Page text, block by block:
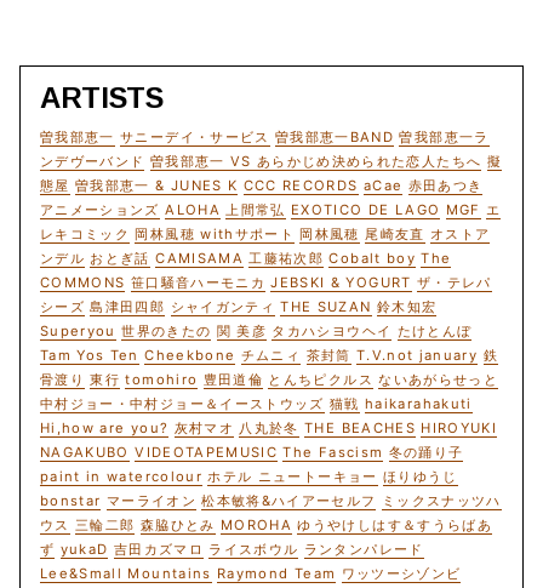
ARTISTS
曽我部恵一 サニーデイ・サービス 曽我部恵一BAND 曽我部恵一ラ
ンデヴーバンド 曽我部恵一 VS あらかじめ決められた恋人たちへ 擬
態屋 曽我部恵一 & JUNES K CCC RECORDS aCae 赤田あつき
アニメーションズ ALOHA 上間常弘 EXOTICO DE LAGO MGF エ
レキコミック 岡林風穂 withサポート 岡林風穂 尾崎友直 オストア
ンデル おとぎ話 CAMISAMA 工藤祐次郎 Cobalt boy The
COMMONS 笹口騒音ハーモニカ JEBSKI & YOGURT ザ・テレパ
シーズ 島津田四郎 シャイガンティ THE SUZAN 鈴木知宏
Superyou 世界のきたの 関 美彦 タカハシヨウヘイ たけとんぼ
Tam Yos Ten Cheekbone チムニィ 茶封筒 T.V.not january 鉄
骨渡り 東行 tomohiro 豊田道倫 とんちピクルス ないあがらせっと
中村ジョー・中村ジョー＆イーストウッズ 猫戦 haikarahakuti
Hi,how are you? 灰村マオ 八丸於冬 THE BEACHES HIROYUKI
NAGAKUBO VIDEOTAPEMUSIC The Fascism 冬の踊り子
paint in watercolour ホテル ニュートーキョー ほりゆうじ
bonstar マーライオン 松本敏将&ハイアーセルフ
ミックスナッツハ
ウス
三輪二郎 森脇ひとみ MOROHA ゆうやけしはす＆すうらばあ
ず yukaD 吉田カズマロ ライスボウル ランタンパレード
Lee&Small Mountains Raymond Team ワッツーシゾンビ